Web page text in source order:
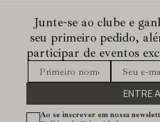
Junte-se ao clube e
seu primeiro pedido,
participar de eventos
ENTRE
Ao se inscrever em nossa